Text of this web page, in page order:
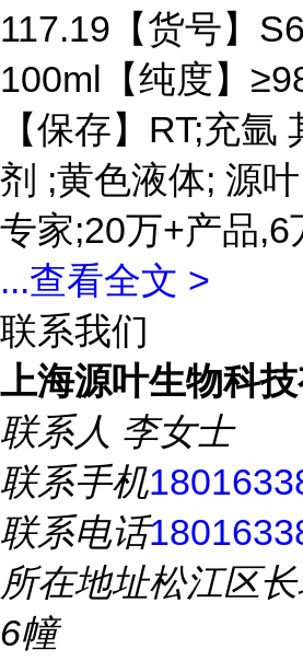
117.19【货号】
100ml【纯度】
【保存】RT;充氩
剂 ;黄色液体; 源
专家;20万+产品,6
...查看全文 >
联系我们
上海源叶生物科技
联系人 李女士
联系手机
联系电话
所在地址松江区
6幢